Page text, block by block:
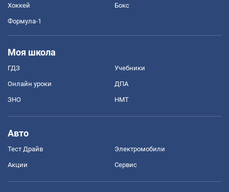
Хоккей Бокс
Формула-1
Моя школа
ГДЗ Учебники
Онлайн уроки ДПА
ЗНО НМТ
Авто
Тест Драйв Электромобили
Акции Сервис